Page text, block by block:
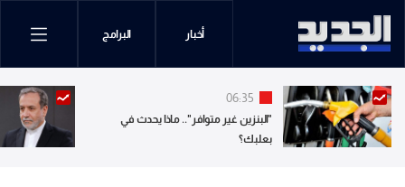
أخبار البرامج
06:35
"البنزين غير متوافر".. ماذا يحدث في
بعلبك؟